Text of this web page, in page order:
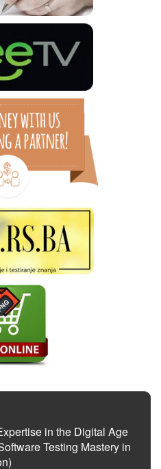
in the Digital Age
Testing Mastery in